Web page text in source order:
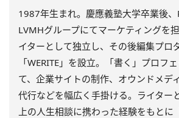
1987年生まれ。慶應義塾大学卒業後、
LVMHグループにてマーケティングを
イターとして独立し、その後編集プロ
「WERITE」を設立。「書く」プロフ
て、企業サイトの制作、オウンドメデ
代行などを幅広く手掛ける。ライター
上の人生相談に携わった経験をもとに